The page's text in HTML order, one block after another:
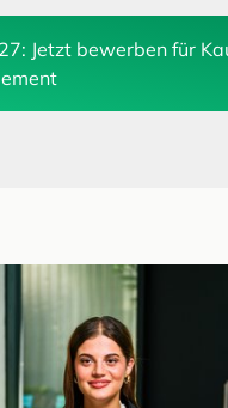
Jetzt bewerben für